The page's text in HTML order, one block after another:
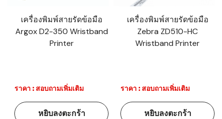
เครื่องพิมพ์สายรัดข้อมือ
Argox D2-350 Wristband
Printer
ราคา : สอบถามเพิ่มเติม
หยิบลงตะกร้า
เครื่องพิมพ์สายรัดข้อมือ
Zebra ZD510-HC
Wristband Printer
ราคา : สอบถามเพิ่มเติม
หยิบลงตะกร้า